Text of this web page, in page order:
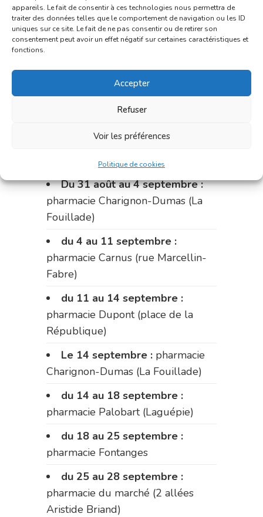
appareils. Le fait de consentir à ces technologies nous permettra de
traiter des données telles que le comportement de navigation ou les ID
uniques sur ce site. Le fait de ne pas consentir ou de retirer son
consentement peut avoir un effet négatif sur certaines caractéristiques et
fonctions.
Accepter
Refuser
Voir les préférences
Politique de cookies
Le 17 août :pharmacie
Charignon-Dumas (La Fouillade)
Palobart (Laguépie)
du 21 au 28 août :
du 28 au 31 août :pharmacie
Bonnemaire (rue Saint-Jacques)
Du 31 août au 4 septembre :
pharmacie Charignon-Dumas (La
Fouillade)
du 4 au 11 septembre :
pharmacie Carnus (rue Marcellin-
Fabre)
du 11 au 14 septembre :
pharmacie Dupont (place de la
République)
Le 14 septembre : pharmacie
Charignon-Dumas (La Fouillade)
du 14 au 18 septembre :
pharmacie Palobart (Laguépie)
du 18 au 25 septembre :
pharmacie Fontanges
du 25 au 28 septembre :
pharmacie du marché (2 allées
Aristide Briand)